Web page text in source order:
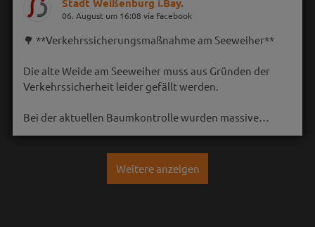
06. August um 16:08 via Facebook
🌳 **Verkehrssicherungsmaßnahme am Seeweiher**
Die alte Weide am Seeweiher muss aus Gründen der
Verkehrssicherheit leider gefällt werden.
Bei der aktuellen Baumkontrolle wurden massive…
Weitere anzeigen